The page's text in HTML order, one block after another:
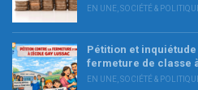
EN UNE SOCIÉTÉ &
Pétition et
fermeture de classe
EN UNE SOCIÉTÉ &